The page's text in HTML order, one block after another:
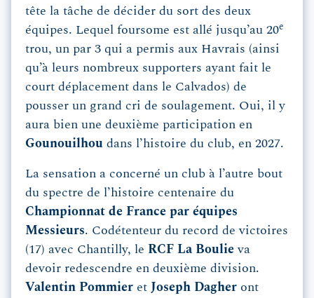
tête la tâche de décider du sort des deux
équipes. Lequel foursome est allé jusqu’au 20e
trou, un par 3 qui a permis aux Havrais (ainsi
qu’à leurs nombreux supporters ayant fait le
court déplacement dans le Calvados) de
pousser un grand cri de soulagement. Oui, il y
aura bien une deuxième participation en
Gounouilhou dans l’histoire du club, en 2027.
La sensation a concerné un club à l’autre bout
du spectre de l’histoire centenaire du
Championnat de France par équipes
Messieurs. Codétenteur du record de victoires
(17) avec Chantilly, le RCF La Boulieva
devoir redescendre en deuxième division.
Valentin Pommier et Joseph Dagher ont